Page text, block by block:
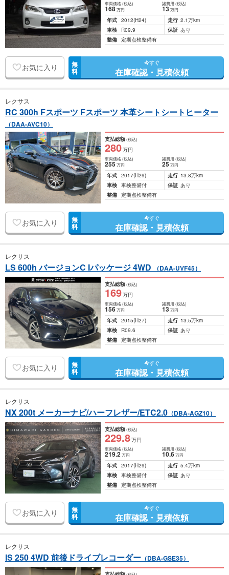
車両価格(税込)
168万円
諸費用 (税込)
13 万円
年式 2012(H24) 走行 2.1万km
車検
R09.9 保証 あり
整備 定期点検整備有
お気に入り 無
料
今すぐ
在庫確認・見積依頼
レクサス
RC 300h Fスポーツ Fスポーツ 本革シートシートヒーター
（DAA-AVC10）
支払総額(税込)
280万円
車両価格(税込)
255万円
諸費用 (税込)
25 万円
年式 2017(H29) 走行 13.8万km
車検 車検整備付 保証 あり
整備 定期点検整備有
お気に入り 無
料
今すぐ
在庫確認・見積依頼
レクサス
LS 600h バージョンC Iパッケージ 4WD （DAA-UVF45）
支払総額(税込)
169万円
車両価格(税込)
156万円
諸費用 (税込)
13 万円
年式 2015(H27) 走行 13.5万km
車検
R09.6 保証 あり
整備 定期点検整備有
お気に入り 無
料
今すぐ
在庫確認・見積依頼
レクサス
NX 200t メーカーナビ/ハーフレザー/ETC2.0 （DBA-AGZ10）
支払総額(税込)
229.8万円
車両価格(税込)
219.2万円
諸費用 (税込)
10.6 万円
年式 2017(H29) 走行 5.4万km
車検 車検整備付 保証 あり
整備 定期点検整備有
お気に入り 無
料
今すぐ
在庫確認・見積依頼
レクサス
IS 250 4WD 前後ドライブレコーダー （DBA-GSE35）